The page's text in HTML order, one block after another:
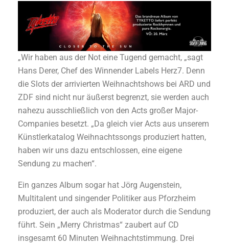
„Wir haben aus der Not eine Tugend gemacht, „sagt
Hans Derer, Chef des Winnender Labels Herz7. Denn
die Slots der arrivierten Weihnachtshows bei ARD und
ZDF sind nicht nur äußerst begrenzt, sie werden auch
nahezu ausschließlich von den Acts großer Major-
Companies besetzt. „Da gleich vier Acts aus unserem
Künstlerkatalog Weihnachtssongs produziert hatten,
haben wir uns dazu entschlossen, eine eigene
Sendung zu machen“.
Ein ganzes Album sogar hat Jörg Augenstein,
Multitalent und singender Politiker aus Pforzheim
produziert, der auch als Moderator durch die Sendung
führt. Sein „Merry Christmas“ zaubert auf CD
insgesamt 60 Minuten Weihnachtstimmung. Drei